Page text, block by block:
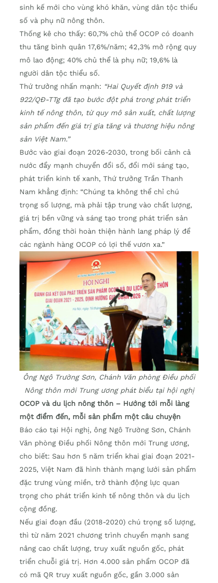
sinh kế mới cho vùng khó khăn, vùng dân tộc thiểu
số và phụ nữ nông thôn.
Thống kê cho thấy: 60,7% chủ thể OCOP có doanh
thu tăng bình quân 17,6%/năm; 42,3% mở rộng quy
mô lao động; 40% chủ thể là phụ nữ; 19,6% là
người dân tộc thiểu số.
Thứ trưởng nhấn mạnh: “Hai Quyết định 919 và
922/QĐ-TTg đã tạo bước đột phá trong phát triển
kinh tế nông thôn, từ quy mô sản xuất, chất lượng
sản phẩm đến giá trị gia tăng và thương hiệu nông
sản Việt Nam.”
Bước vào giai đoạn 2026-2030, trong bối cảnh cả
nước đẩy mạnh chuyển đổi số, đổi mới sáng tạo,
phát triển kinh tế xanh, Thứ trưởng Trần Thanh
Nam khẳng định: “Chúng ta không thể chỉ chú
trọng số lượng, mà phải tập trung vào chất lượng,
giá trị bền vững và sáng tạo trong phát triển sản
phẩm, đồng thời hoàn thiện hành lang pháp lý để
các ngành hàng OCOP có lợi thế vươn xa.”
Ông Ngô Trường Sơn, Chánh Văn phòng Điều phối
Nông thôn mới Trung ương phát biểu tại hội nghị
OCOP và du lịch nông thôn – Hướng tới mỗi làng
một điểm đến, mỗi sản phẩm một câu chuyện
Báo cáo tại Hội nghị, ông Ngô Trường Sơn, Chánh
Văn phòng Điều phối Nông thôn mới Trung ương,
cho biết: Sau hơn 5 năm triển khai giai đoạn 2021-
2025, Việt Nam đã hình thành mạng lưới sản phẩm
đặc trưng vùng miền, trở thành động lực quan
trọng cho phát triển kinh tế nông thôn và du lịch
cộng đồng.
Nếu giai đoạn đầu (2018-2020) chú trọng số lượng,
thì từ năm 2021 chương trình chuyển mạnh sang
nâng cao chất lượng, truy xuất nguồn gốc, phát
triển chuỗi giá trị. Hơn 4.000 sản phẩm OCOP đã
có mã QR truy xuất nguồn gốc, gần 3.000 sản